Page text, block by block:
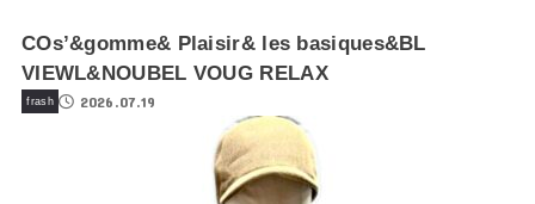
COs’&gomme& Plaisir& les basiques&BL
VIEWL&NOUBEL VOUG RELAX
frash 2026.07.19